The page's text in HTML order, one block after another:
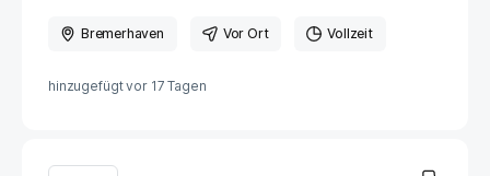
Bremerhaven Vor Ort Vollzeit
hinzugefügt vor 17 Tagen